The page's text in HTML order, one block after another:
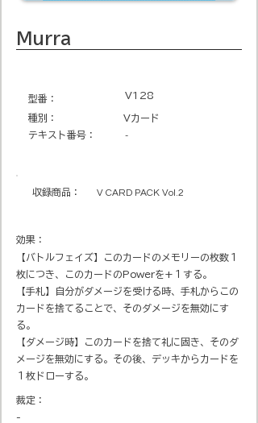
Murra
​型番​： V128
種別：
Vカード
テキスト番号​：
-
収録商品​： V CARD PACK Vol.2
効果：
【バトルフェイズ】このカードのメモリーの枚数１
枚につき、このカードのPowerを+１する。
【手札】自分がダメージを受ける時、手札からこの
カードを捨てることで、そのダメージを無効にす
る。
【ダメージ時】このカードを捨て礼に固き、そのダ
メージを無効にする。その後、デッキからカードを
１枚ドローする。
裁定：
-